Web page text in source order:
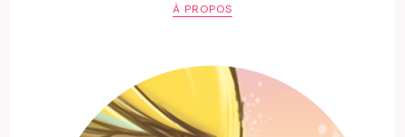
À PROPOS